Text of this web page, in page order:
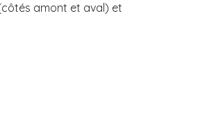
amont et aval) et